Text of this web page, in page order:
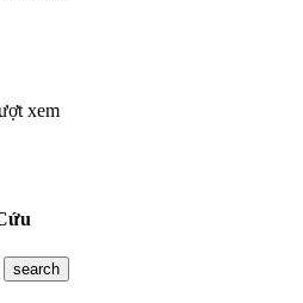
xem
search